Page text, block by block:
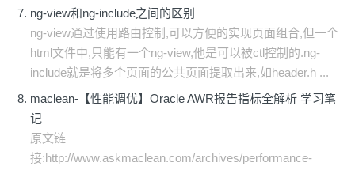
ng-view和ng-include之间的区别
ng-view通过使用路由控制,可以方便的实现页面组合,但一个
html文件中,只能有一个ng-view,他是可以被ctl控制的.ng-
include就是将多个页面的公共页面提取出来,如header.h ...
maclean-【性能调优】Oracle AWR报告指标全解析 学习笔
记
原文链
接:http://www.askmaclean.com/archives/performance-